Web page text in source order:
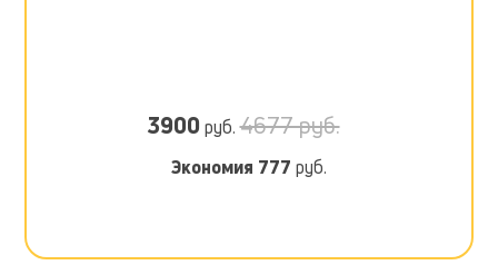
3900 руб.4677 руб.
Экономия 777 руб.